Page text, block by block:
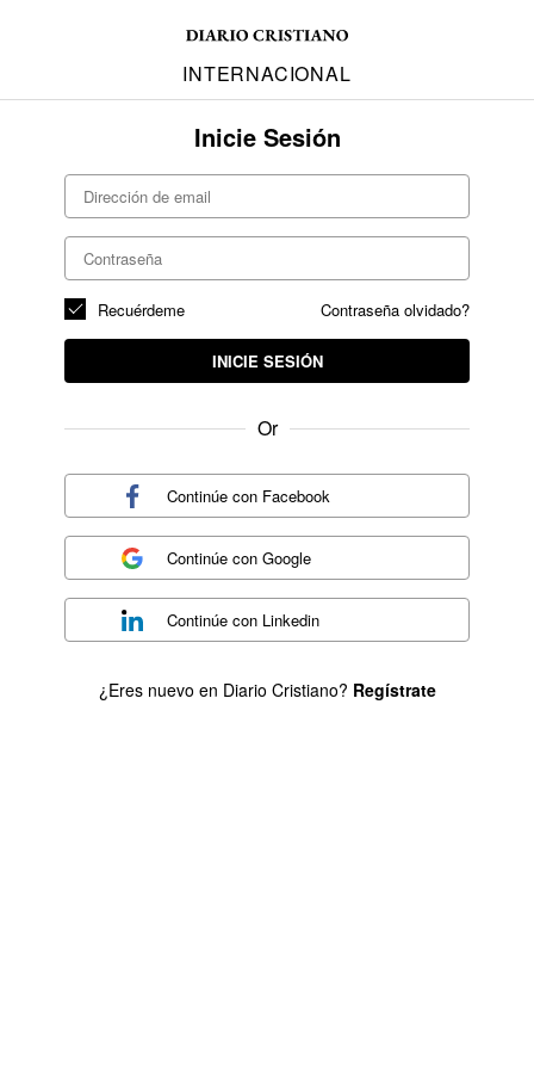
INTERNACIONAL
Inicie Sesión
Contraseña olvidado?
Recuérdeme
INICIE SESIÓN
Or
Continúe con Facebook
Continúe conGoogle
Continúe con Linkedin
¿Eres nuevo en Diario Cristiano? Regístrate